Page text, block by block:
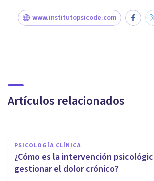
www.institutopsicode.com
Artículos relacionados
causas, síntomas y
PSICOLOGÍA CLÍNICA
¿Cómo es la intervención
gestionar el dolor crónico?